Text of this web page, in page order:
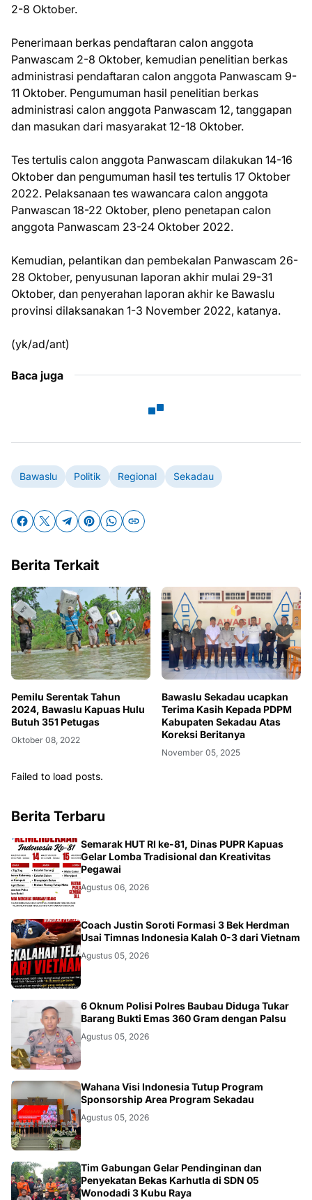
2-8 Oktober.
Penerimaan berkas pendaftaran calon anggota
Panwascam 2-8 Oktober, kemudian penelitian berkas
administrasi pendaftaran calon anggota Panwascam 9-
11 Oktober. Pengumuman hasil penelitian berkas
administrasi calon anggota Panwascam 12, tanggapan
dan masukan dari masyarakat 12-18 Oktober.
Tes tertulis calon anggota Panwascam dilakukan 14-16
Oktober dan pengumuman hasil tes tertulis 17 Oktober
2022. Pelaksanaan tes wawancara calon anggota
Panwascan 18-22 Oktober, pleno penetapan calon
anggota Panwascam 23-24 Oktober 2022.
Kemudian, pelantikan dan pembekalan Panwascam 26-
28 Oktober, penyusunan laporan akhir mulai 29-31
Oktober, dan penyerahan laporan akhir ke Bawaslu
provinsi dilaksanakan 1-3 November 2022, katanya.
(yk/ad/ant)
Baca juga
Bawaslu Politik Regional Sekadau
Berita Terkait
Pemilu Serentak Tahun
2024, Bawaslu Kapuas Hulu
Butuh 351 Petugas
Oktober 08, 2022
Bawaslu Sekadau ucapkan
Terima Kasih Kepada PDPM
Kabupaten Sekadau Atas
Koreksi Beritanya
November 05, 2025
Failed to load posts.
Berita Terbaru
DAERAH
Semarak HUT RI ke-81, Dinas PUPR Kapuas
Gelar Lomba Tradisional dan Kreativitas
Pegawai
Agustus 06, 2026
JAKARTA
Coach Justin Soroti Formasi 3 Bek Herdman
Usai Timnas Indonesia Kalah 0-3 dari Vietnam
Agustus 05, 2026
BAUBAU
6 Oknum Polisi Polres Baubau Diduga Tukar
Barang Bukti Emas 360 Gram dengan Palsu
Agustus 05, 2026
KALBAR
Wahana Visi Indonesia Tutup Program
Sponsorship Area Program Sekadau
Agustus 05, 2026
KALBAR
Tim Gabungan Gelar Pendinginan dan
Penyekatan Bekas Karhutla di SDN 05
Wonodadi 3 Kubu Raya